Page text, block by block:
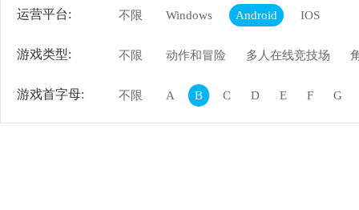
运营平台: 不限 Windows Android IOS
游戏类型: 不限 动作和冒险 多人在线竞技场
游戏首字母: 不限 A B C D E F G